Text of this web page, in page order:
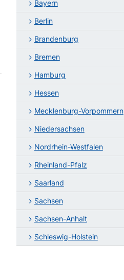
Bayern
Berlin
Brandenburg
Bremen
Hamburg
Hessen
Mecklenburg-Vorpommern
Niedersachsen
Nordrhein-Westfalen
Rheinland-Pfalz
Saarland
Sachsen
Sachsen-Anhalt
Schleswig-Holstein